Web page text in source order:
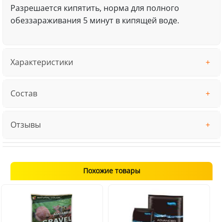
Разрешается кипятить, норма для полного
обеззараживания 5 минут в кипящей воде.
Характеристики
Состав
Отзывы
Похожие товары